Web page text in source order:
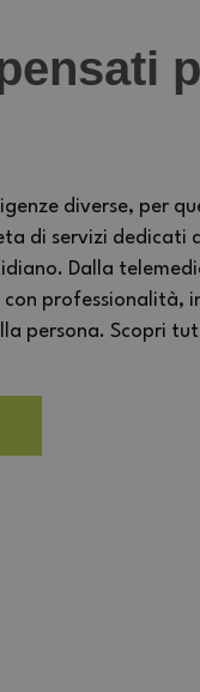
diverse, per
di servizi dedicati
Dalla
professionalità,
persona. Scopri